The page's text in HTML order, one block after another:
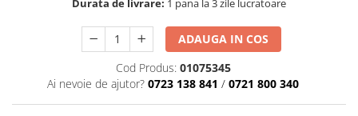
Durata de livrare: 1 pana la 3 zile lucratoare
ADAUGA IN COS
Cod Produs: 01075345
Ai nevoie de ajutor? 0723 138 841 / 0721 800 340